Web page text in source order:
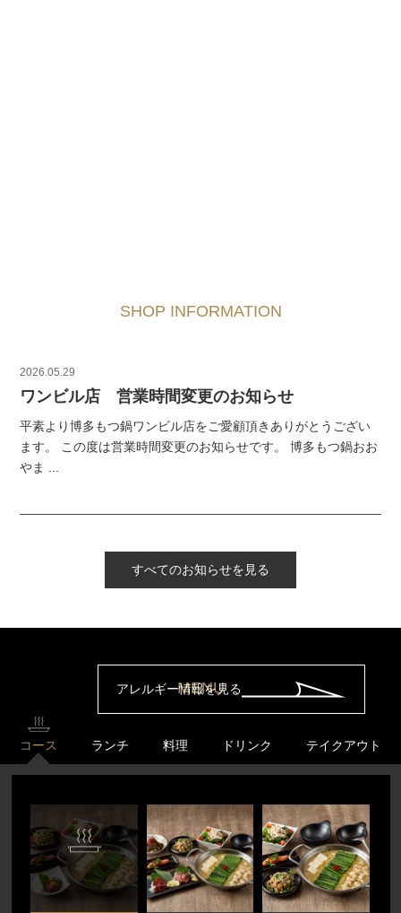
SHOP INFORMATION
2026.05.29
ワンビル店 営業時間変更のお知らせ
平素より博多もつ鍋ワンビル店をご愛顧頂きありがとうござい
ます。 この度は営業時間変更のお知らせです。 博多もつ鍋おお
やま ...
すべてのお知らせを見る
MENU
アレルギー情報を見る
コース ランチ 料理 ドリンク テイクアウト